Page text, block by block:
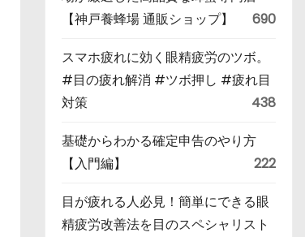
【神戸養蜂場 通販ショップ】
690
スマホ疲れに効く眼精疲労のツボ。
#目の疲れ解消 #ツボ押し #疲れ目
対策
438
基礎からわかる確定申告のやり方
【入門編】
222
目が疲れる人必見！簡単にできる眼
精疲労改善法を目のスペシャリスト